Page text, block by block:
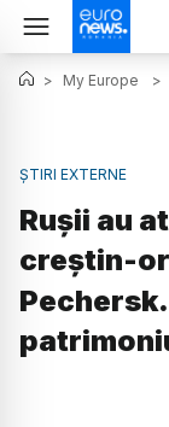
> My Europe >
ȘTIRI EXTERNE
Rușii au
creștin-